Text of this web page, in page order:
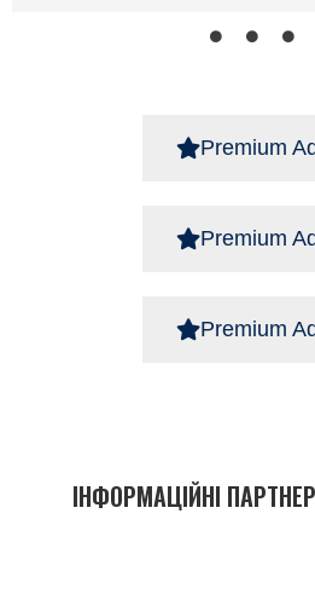
Premium
Premium
Premium
ІНФОРМАЦІЙНІ